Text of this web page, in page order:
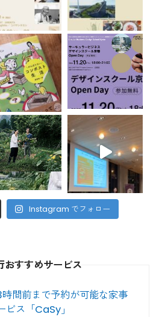
Instagram でフォロー
おすすめサービス
間前まで予約が可能な家事
ビス「CaSy」